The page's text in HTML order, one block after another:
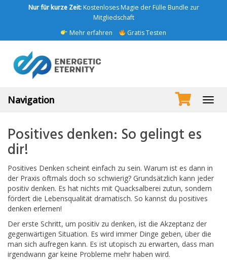
Nur für kurze Zeit:Kostenloses Magie der Fülle Bundle zur
Mitgliedschaft
Mehr erfahren
Gratis Testen
Navigation
Positives denken: So gelingt es
dir!
Positives Denken scheint einfach zu sein. Warum ist es dann in
der Praxis oftmals doch so schwierig? Grundsätzlich kann jeder
positiv denken. Es hat nichts mit Quacksalberei zutun, sondern
fördert die Lebensqualität dramatisch. So kannst du positives
denken erlernen!
Der erste Schritt, um positiv zu denken, ist die Akzeptanz der
gegenwärtigen Situation. Es wird immer Dinge geben, über die
man sich aufregen kann. Es ist utopisch zu erwarten, dass man
irgendwann gar keine Probleme mehr haben wird.